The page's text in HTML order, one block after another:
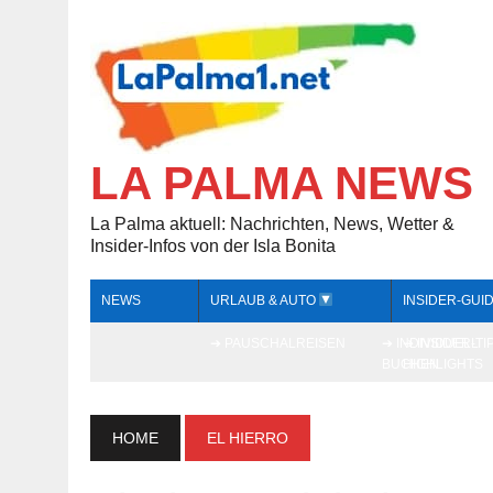
LA PALMA NEWS
La Palma aktuell: Nachrichten, News, Wetter &
Insider-Infos von der Isla Bonita
NEWS URLAUB & AUTO INSIDER-
HOME EL HIERRO